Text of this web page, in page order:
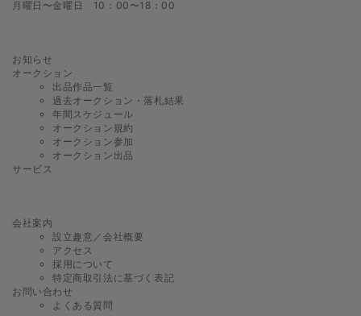
月曜日〜金曜日 10：00〜18：00
お知らせ
オークション
出品作品一覧
過去オークション・落札結果
年間スケジュール
オークション規約
オークション参加
オークション出品
サービス
会社案内
設立趣意／会社概要
アクセス
採用について
特定商取引法に基づく表記
お問い合わせ
よくある質問